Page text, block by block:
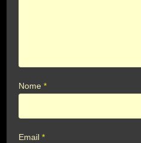
Nome*
Email*